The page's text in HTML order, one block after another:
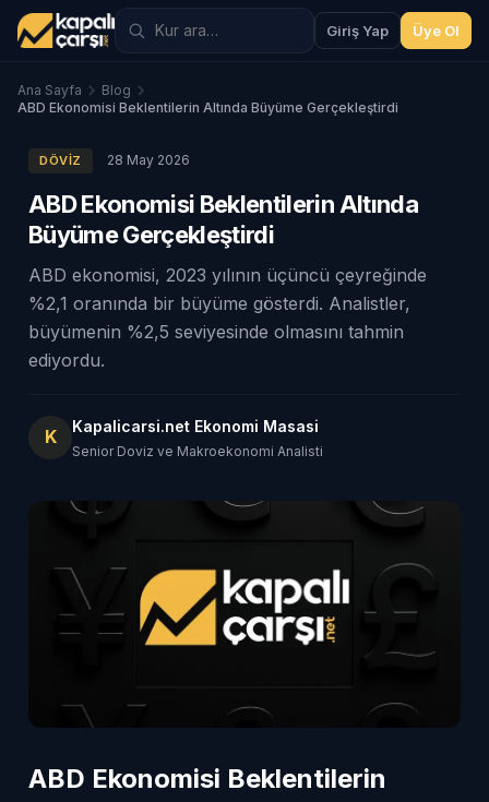
Giriş Yap Üye Ol
Ana Sayfa
Blog
ABD Ekonomisi Beklentilerin Altında Büyüme Gerçekleştirdi
DÖVIZ 28 May 2026
ABD Ekonomisi Beklentilerin Altında
Büyüme Gerçekleştirdi
ABD ekonomisi, 2023 yılının üçüncü çeyreğinde
%2,1 oranında bir büyüme gösterdi. Analistler,
büyümenin %2,5 seviyesinde olmasını tahmin
ediyordu.
K Kapalicarsi.net Ekonomi Masasi
Senior Doviz ve Makroekonomi Analisti
ABD Ekonomisi Beklentilerin